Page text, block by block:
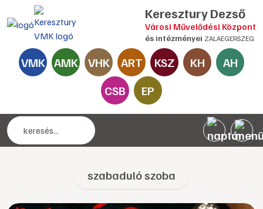
Keresztury Dezső
Városi Művelődési Központ
és intézményei ZALAEGERSZEG
VMK AMK VHK ART KSZ KH
AH
CSB
EP
szabaduló szoba